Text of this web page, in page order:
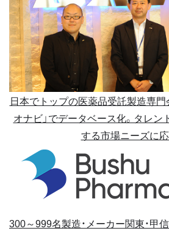
日本でトップの医薬品受託製造専門
オナビ」でデータベース化。タレ
する市場ニーズに応
300～999名製造・メーカー関東・甲